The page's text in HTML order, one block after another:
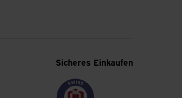
Sicheres Einkaufen